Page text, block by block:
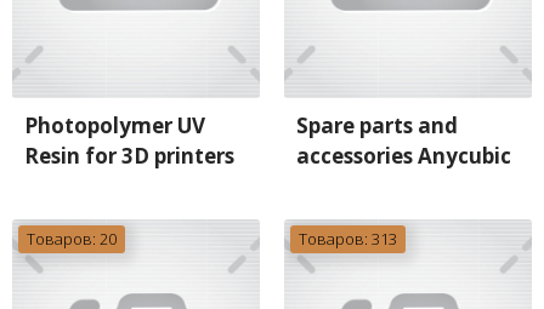
Photopolymer UV
Resin for 3D printers
Spare parts and
accessories Anycubic
Товаров: 20 Товаров: 313